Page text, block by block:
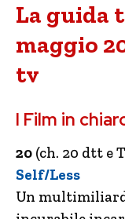
La guida
maggio
tv
I Film in
20 (ch. 20 dtt e
Self/Less
Un